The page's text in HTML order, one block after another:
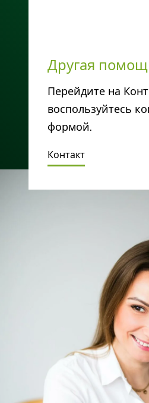
Другая
Перейдите на
воспользуйтесь
формой.
Контакт